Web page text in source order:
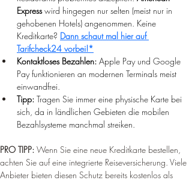
Express wird hingegen nur selten (meist nur in
gehobenen Hotels) angenommen. Keine
Kreditkarte? Dann schaut mal hier auf
Tarifcheck24 vorbei!*
Kontaktloses Bezahlen: Apple Pay und Google
Pay funktionieren an modernen Terminals meist
einwandfrei.
Tipp: Tragen Sie immer eine physische Karte bei
sich, da in ländlichen Gebieten die mobilen
Bezahlsysteme manchmal streiken.
PRO TIPP: Wenn Sie eine neue Kreditkarte bestellen,
achten Sie auf eine integrierte Reiseversicherung. Viele
Anbieter bieten diesen Schutz bereits kostenlos als